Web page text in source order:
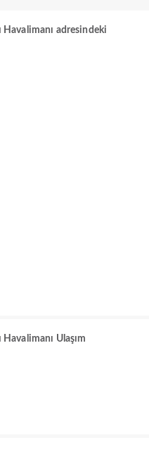
Havalimanı adresindeki
Ulaşım